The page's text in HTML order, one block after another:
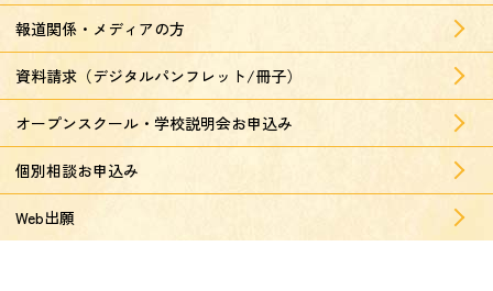
報道関係・メディアの方
資料請求（デジタルパンフレット/冊子）
オープンスクール・学校説明会お申込み
個別相談お申込み
Web出願